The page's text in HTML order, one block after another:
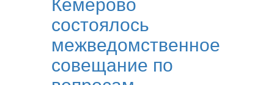
состоялось
межведомственное
совещание по